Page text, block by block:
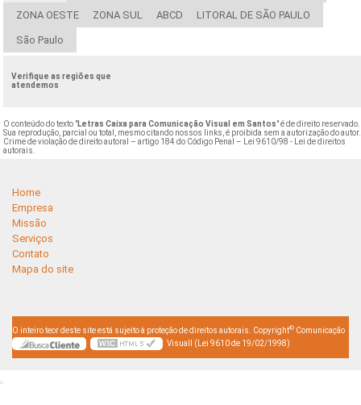
ZONA OESTE ZONA SUL ABCD LITORAL DE SÃO PAULO
São Paulo
Verifique as regiões que
atendemos
O conteúdo do texto "Letras Caixa para Comunicação Visual em Santos" é de direito reservado.
Sua reprodução, parcial ou total, mesmo citando nossos links, é proibida sem a autorização do autor.
Crime de violação de direito autoral – artigo 184 do Código Penal –
Lei 9610/98 - Lei de direitos
autorais
Home
Empresa
Missão
Serviços
Contato
Mapa do site
O inteiro teor deste site está sujeito à proteção de direitos autorais. Copyright© Comunicação
Visuall (Lei 9610 de 19/02/1998)